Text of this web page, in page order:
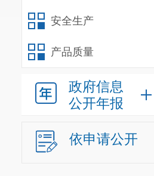
安全生产
产品质量
政府信息
公开年报
依申请公开